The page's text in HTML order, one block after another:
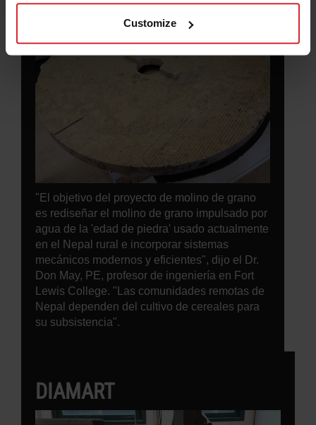
Customize
"El objetivo del proyecto de molino de grano
es rediseñar el molino de grano impulsado por
agua de la 'edad de piedra' usado actualmente
en el Nepal rural e incorporar sistemas
mecánicos modernos y eficientes", dijo el Dr.
Don May, PE, profesor de ingeniería en Fort
Lewis College. "Las comunidades remotas de
Nepal dependen del cultivo de cereales para
su subsistencia".
DIAMART